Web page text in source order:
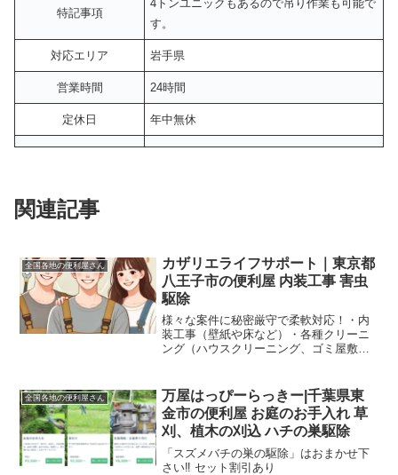
特記事項
4トンユニックもあるので吊り作業も可能で
す。
対応エリア 岩手県
営業時間 24時間
定休日 年中無休
関連記事
全国各地の便利屋さん
カザリエライフサポート｜東京都
八王子市の便利屋 内装工事 害虫
駆除
様々な案件に秘密厳守で柔軟対応！・内
装工事（壁紙や床など）・各種クリーニ
ング（ハウスクリーニング、ゴミ屋敷、
等）・各種回収整理（ゴミや不用品回
収、遺品整理等）・害虫駆除...
全国各地の便利屋さん
万屋はっぴーらっきー|千葉県東
金市の便利屋 お庭のお手入れ 草
刈、植木の刈込 ハチの巣駆除
「スズメバチの巣の駆除」はおまかせ下
さい‼ セット割引あり